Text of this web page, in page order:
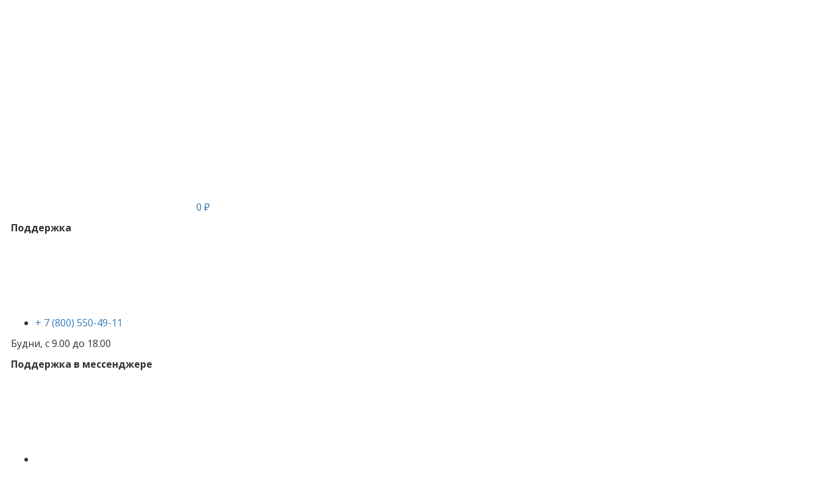
0 ₽
Поддержка
+ 7 (800) 550-49-11
Будни, с 9.00 до 18.00
Поддержка в мессенджере